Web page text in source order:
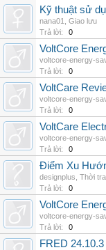
Kỹ thuật sử
nana01
Giao lưu
Trả lời:
0
VoltCore
voltcore-energy-
Trả lời:
0
VoltCare
voltcore-energy-
Trả lời:
0
VoltCare
voltcore-energy-
Trả lời:
0
Điểm Xu
designplus Thời
Trả lời:
0
VoltCore
voltcore-energy-
Trả lời:
0
FRED 24.10.3